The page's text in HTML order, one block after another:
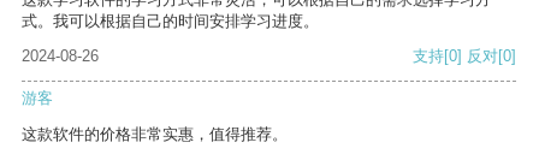
式。我可以根据自己的时间安排学习进度。
2024-08-26
支持[0] 反对[0]
游客
这款软件的价格非常实惠，值得推荐。